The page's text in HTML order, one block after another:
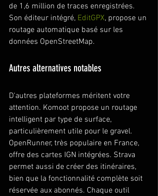
de 1,6 million de traces enregistrées.
Son éditeur intégré, EditGPX, propose un
routage automatique basé sur les
données OpenStreetMap.
Autres alternatives notables
D'autres plateformes méritent votre
attention. Komoot propose un routage
intelligent par type de surface,
particulièrement utile pour le gravel.
OpenRunner, très populaire en France,
offre des cartes IGN intégrées. Strava
permet aussi de créer des itinéraires,
bien que la fonctionnalité complète soit
réservée aux abonnés. Chaque outil